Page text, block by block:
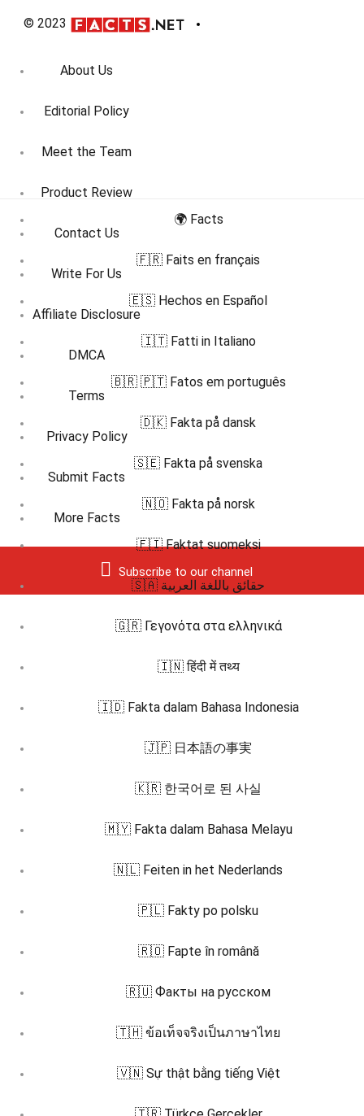
© 2023
About Us
Editorial Policy
Meet the Team
Product Review
Contact Us
Write For Us
Affiliate Disclosure
DMCA
Terms
Privacy Policy
Submit Facts
More Facts
Subscribe to our channel
🌍 Facts
🇫🇷 Faits en français
🇪🇸 Hechos en Español
🇮🇹 Fatti in Italiano
🇧🇷 🇵🇹 Fatos em português
🇩🇰 Fakta på dansk
🇸🇪 Fakta på svenska
🇳🇴 Fakta på norsk
🇫🇮 Faktat suomeksi
🇸🇦 حقائق باللغة العربية
🇬🇷 Γεγονότα στα ελληνικά
🇮🇳 हिंदी में तथ्य
🇮🇩 Fakta dalam Bahasa Indonesia
🇯🇵 日本語の事実
🇰🇷 한국어로 된 사실
🇲🇾 Fakta dalam Bahasa Melayu
🇳🇱 Feiten in het Nederlands
🇵🇱 Fakty po polsku
🇷🇴 Fapte în română
🇷🇺 Факты на русском
🇹🇭 ข้อเท็จจริงเป็นภาษาไทย
🇻🇳 Sự thật bằng tiếng Việt